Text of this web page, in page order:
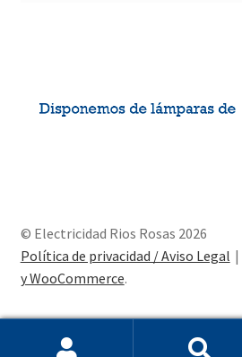
© Electricidad Rios Rosas 2026
Política de privacidad / Aviso Legal
y WooCommerce.